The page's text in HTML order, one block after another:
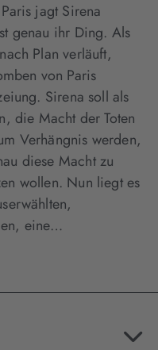
jagt Sirena
genau ihr Ding. Als
Plan verläuft,
von Paris
Sirena soll als
die Macht der Toten
Verhängnis werden,
diese Macht zu
wollen. Nun liegt es
eine…